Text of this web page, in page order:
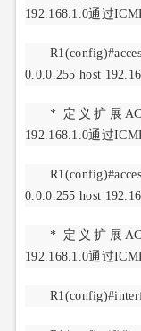
192.168.1.0通过
0.0.0.255 host
* 定义扩展
192.168.1.0通过
0.0.0.255 host
* 定义扩展
192.168.1.0通过